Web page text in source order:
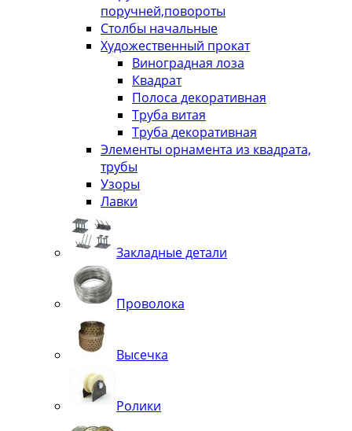
поручней,повороты
Столбы начальные
Художественный прокат
Виноградная лоза
Квадрат
Полоса декоративная
Труба витая
Труба декоративная
Элементы орнамента из квадрата,
трубы
Узоры
Лавки
Закладные детали
Проволока
Высечка
Ролики